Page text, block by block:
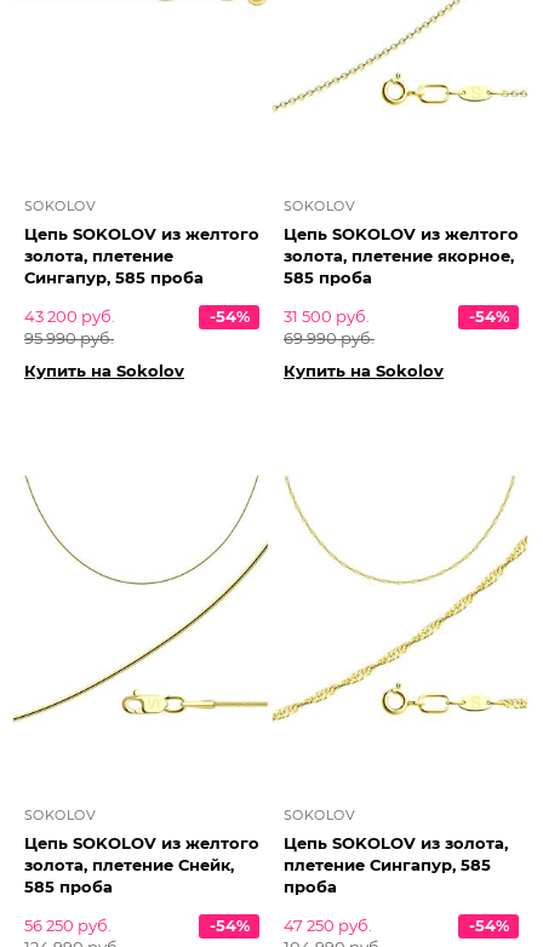
SOKOLOV
Цепь SOKOLOV из желтого
золота, плетение
Сингапур, 585 проба
43 200 руб.
95 990 руб.
-54%
Купить на Sokolov
SOKOLOV
Цепь SOKOLOV из желтого
золота, плетение якорное,
585 проба
31 500 руб.
69 990 руб.
-54%
Купить на Sokolov
SOKOLOV
Цепь SOKOLOV из желтого
золота, плетение Снейк,
585 проба
56 250 руб.
-54%
SOKOLOV
Цепь SOKOLOV из золота,
плетение Сингапур, 585
проба
47 250 руб.
-54%